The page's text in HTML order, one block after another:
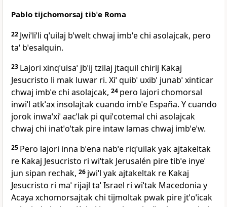
Pablo tijchomorsaj tibˈe Roma
22 Jwiˈliˈli qˈuilaj bˈwelt chwaj imbˈe chi asolajcak, pero
taˈ bˈesalquin.
23 Lajori xinqˈuisaˈ jbˈij tzilaj jtaquil chirij Kakaj
Jesucristo li mak luwar ri. Xiˈ quibˈ uxibˈ junabˈ xinticar
chwaj imbˈe chi asolajcak, 24 pero lajori chomorsal
inwiˈl atkˈax insolajtak cuando imbˈe España. Y cuando
jorok inwaˈxiˈ aacˈlak pi quiˈcotemal chi asolajcak
chwaj chi inatˈoˈtak pire intaw lamas chwaj imbˈeˈw.
25 Pero lajori inna bˈena nabˈe riqˈuilak yak ajtakeltak
re Kakaj Jesucristo ri wiˈtak Jerusalén pire tibˈe inyeˈ
jun sipan rechak, 26 jwiˈl yak ajtakeltak re Kakaj
Jesucristo ri maˈ rijajl taˈ Israel ri wiˈtak Macedonia y
Acaya xchomorsajtak chi tijmoltak pwak pire jtˈoˈicak